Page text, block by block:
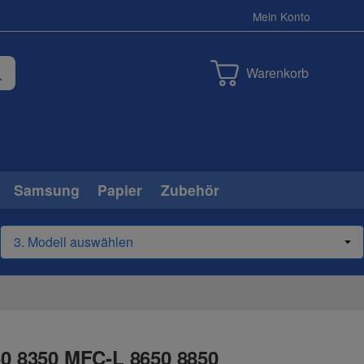
Mein Konto
Warenkorb
Samsung Papier Zubehör
8350 MFC-L 8650 8850